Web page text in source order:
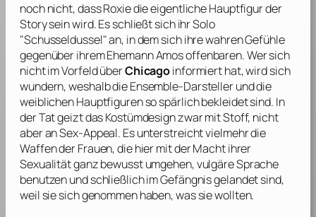
noch nicht, dass Roxie die eigentliche Hauptfigur der
Story sein wird. Es schließt sich ihr Solo
"Schusseldussel" an, in dem sich ihre wahren Gefühle
gegenüber ihrem Ehemann Amos offenbaren. Wer sich
nicht im Vorfeld überChicagoinformiert hat, wird sich
wundern, weshalb die Ensemble-Darsteller und die
weiblichen Hauptfiguren so spärlich bekleidet sind. In
der Tat geizt das Kostümdesign zwar mit Stoff, nicht
aber an Sex-Appeal. Es unterstreicht vielmehr die
Waffen der Frauen, die hier mit der Macht ihrer
Sexualität ganz bewusst umgehen, vulgäre Sprache
benutzen und schließlich im Gefängnis gelandet sind,
weil sie sich genommen haben, was sie wollten.